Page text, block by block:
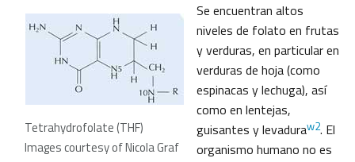
Tetrahydrofolate (THF)
Images courtesy of Nicola Graf
Se encuentran altos
niveles de folato en frutas
y verduras, en particular en
verduras de hoja (como
espinacas y lechuga), así
como en lentejas,
guisantes y levaduraw2. El
organismo humano no es